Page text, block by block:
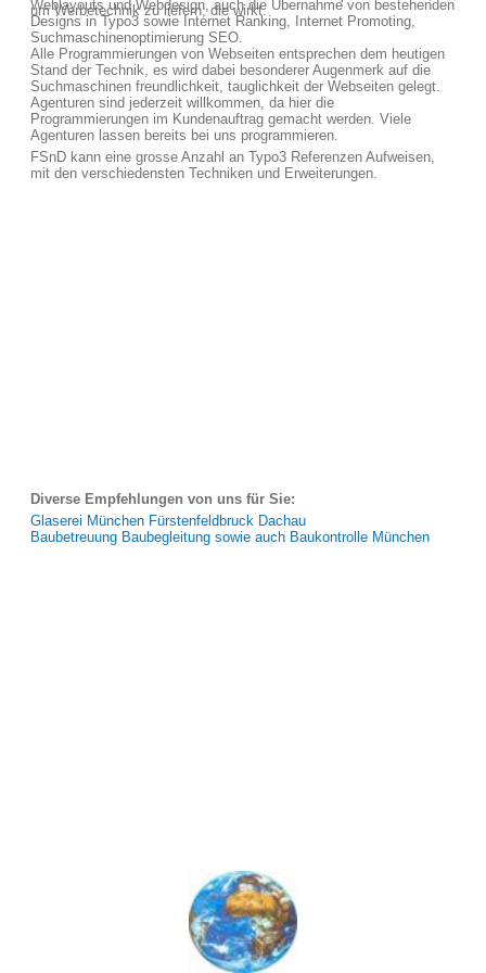
um Werbetechnik zu liefern, die wirkt.
Weblayouts und Webdesign, auch die Übernahme von bestehenden
Designs in Typo3 sowie Internet Ranking, Internet Promoting,
Suchmaschinenoptimierung SEO.
Alle Programmierungen von Webseiten entsprechen dem heutigen
Stand der Technik, es wird dabei besonderer Augenmerk auf die
Suchmaschinen freundlichkeit, tauglichkeit der Webseiten gelegt.
Agenturen sind jederzeit willkommen, da hier die
Programmierungen im Kundenauftrag gemacht werden. Viele
Agenturen lassen bereits bei uns programmieren.
FSnD kann eine grosse Anzahl an Typo3 Referenzen Aufweisen,
mit den verschiedensten Techniken und Erweiterungen.
Diverse Empfehlungen von uns für Sie:
Glaserei München Fürstenfeldbruck Dachau
Baubetreuung Baubegleitung sowie auch Baukontrolle München